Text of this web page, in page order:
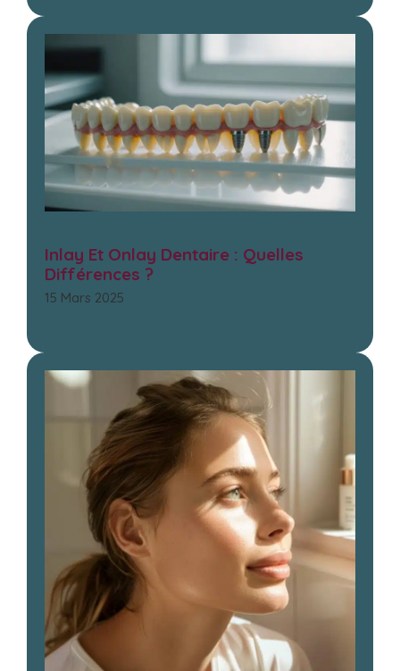
Inlay Et Onlay Dentaire : Quelles
Différences ?
15 Mars 2025